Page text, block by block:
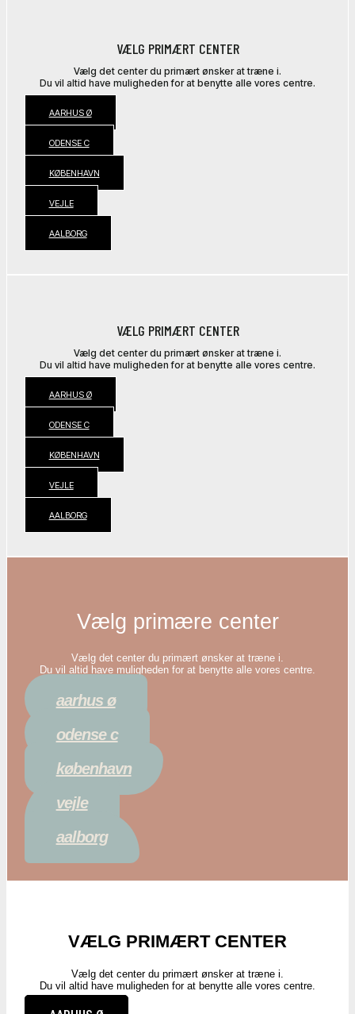
VÆLG PRIMÆRT CENTER
Vælg det center du primært ønsker at træne i.
Du vil altid have muligheden for at benytte alle vores centre.
AARHUS Ø
ODENSE C
KØBENHAVN
VEJLE
AALBORG
VÆLG PRIMÆRT CENTER
Vælg det center du primært ønsker at træne i.
Du vil altid have muligheden for at benytte alle vores centre.
AARHUS Ø
ODENSE C
KØBENHAVN
VEJLE
AALBORG
Vælg primære center
Vælg det center du primært ønsker at træne i.
Du vil altid have muligheden for at benytte alle vores centre.
aarhus ø
odense c
københavn
vejle
aalborg
VÆLG PRIMÆRT CENTER
Vælg det center du primært ønsker at træne i.
Du vil altid have muligheden for at benytte alle vores centre.